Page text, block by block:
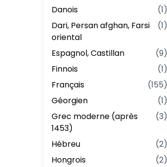
Danois
(1)
Dari, Persan afghan, Farsi
oriental
(1)
Espagnol, Castillan (9)
Finnois
(1)
Français
(155)
Géorgien
(1)
Grec moderne (après
1453)
(3)
Hébreu (2)
Hongrois
(2)